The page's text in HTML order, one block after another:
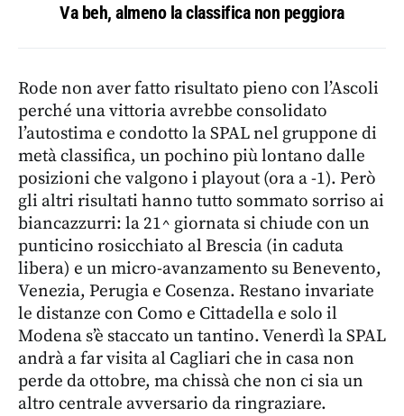
Va beh, almeno la classifica non peggiora
Rode non aver fatto risultato pieno con l’Ascoli
perché una vittoria avrebbe consolidato
l’autostima e condotto la SPAL nel gruppone di
metà classifica, un pochino più lontano dalle
posizioni che valgono i playout (ora a -1). Però
gli altri risultati hanno tutto sommato sorriso ai
biancazzurri: la 21^ giornata si chiude con un
punticino rosicchiato al Brescia (in caduta
libera) e un micro-avanzamento su Benevento,
Venezia, Perugia e Cosenza. Restano invariate
le distanze con Como e Cittadella e solo il
Modena s’è staccato un tantino. Venerdì la SPAL
andrà a far visita al Cagliari che in casa non
perde da ottobre, ma chissà che non ci sia un
altro centrale avversario da ringraziare.